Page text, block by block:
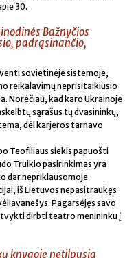
30.
Bažnyčios
padrąsinančio,
sovietinėje sistemoje,
reikalavimų neprisitaikiusio
Norėčiau, kad karo Ukrainoje
sąrašus tų dvasininkų,
dėl karjeros tarnavo
Teofiliaus siekis papuošti
Truikio pasirinkimas yra
dar nepriklausomoje
iš Lietuvos nepasitraukęs
Pagarsėjęs savo
dirbti teatro menininku į
knygoje netilpusią